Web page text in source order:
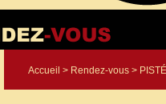
Accueil > Rendez-vous >